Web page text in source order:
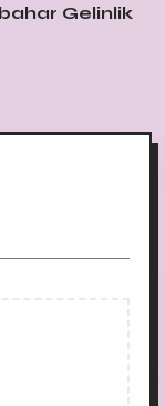
Gelinlik